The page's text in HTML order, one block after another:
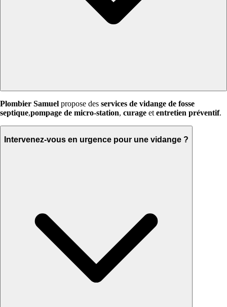
Plombier Samuel propose des services de vidange de fosse
septique,pompage de micro-station, curage et entretien préventif.
Intervenez-vous en urgence pour une vidange ?